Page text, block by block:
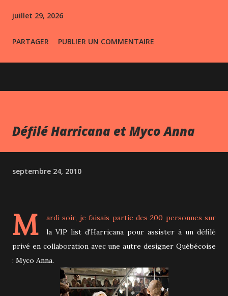
juillet 29, 2026
PARTAGER PUBLIER UN COMMENTAIRE
Défilé Harricana et Myco Anna
septembre 24, 2010
M
ardi soir, je faisais partie des 200 personnes sur
la VIP list d'Harricana pour assister à un défilé
privé en collaboration avec une autre designer Québécoise
: Myco Anna.